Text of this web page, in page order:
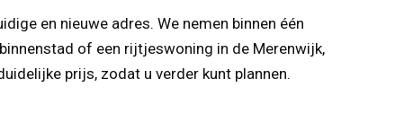
en nieuwe adres. We nemen binnen één
of een rijtjeswoning in de Merenwijk,
prijs, zodat u verder kunt plannen.